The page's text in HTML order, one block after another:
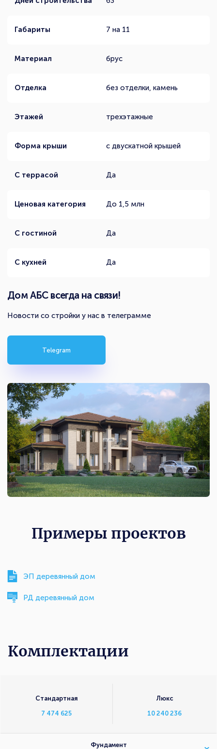
Габариты 7 на 11
Материал брус
Отделка без отделки, камень
Этажей трехэтажные
Форма крыши с двускатной крышей
С террасой Да
Ценовая категория До 1,5 млн
С гостиной Да
С кухней Да
Дом АБС всегда на связи!
Новости со стройки у нас в телеграмме
Telegram
Примеры проектов
ЭП деревянный дом
РД деревянный дом
Комплектации
Стандартная
7 474 625
Люкс
10 240 236
Фундамент